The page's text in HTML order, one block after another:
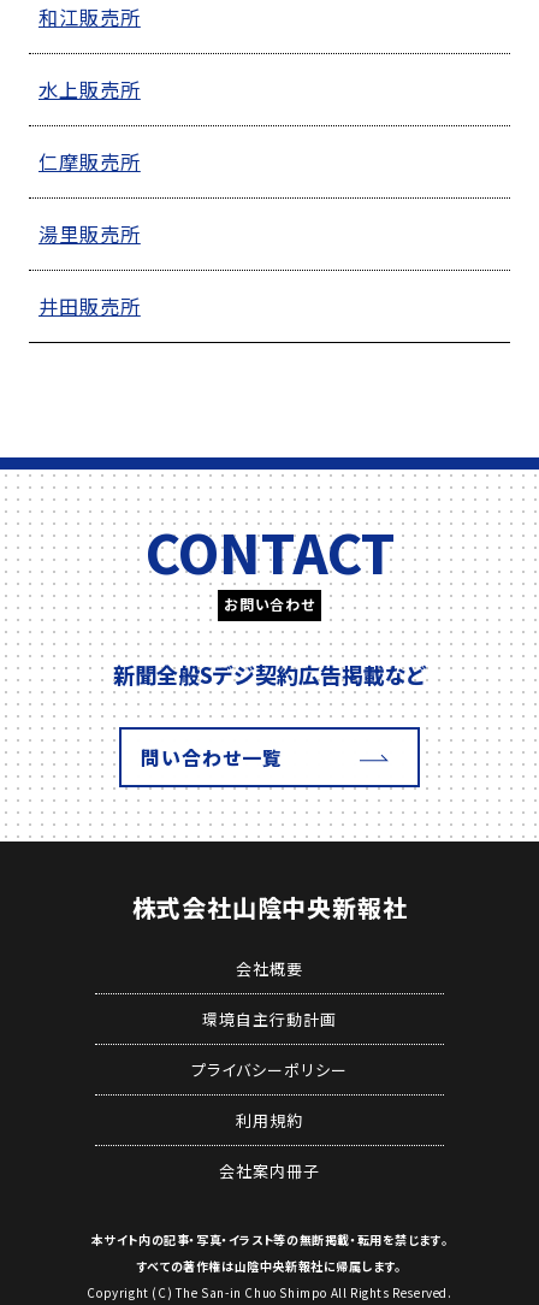
和江販売所
水上販売所
仁摩販売所
湯里販売所
井田販売所
CONTACT
お問い合わせ
新聞全般Sデジ契約広告掲載など
問い合わせ一覧
株式会社山陰中央新報社
会社概要
環境自主行動計画
プライバシーポリシー
利用規約
会社案内冊子
本サイト内の記事・写真・イラスト等の無断掲載・転用を禁じます。
すべての著作権は山陰中央新報社に帰属します。
Copyright (C) The San-in Chuo Shimpo All Rights Reserved.